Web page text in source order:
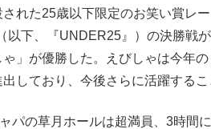
れた25歳以下限定のお笑い賞レ
以下、『UNDER25』）の決勝戦
ゃ」が優勝した。えびしゃは今年
しており、今後さらに活躍するこ
パの草月ホールは超満員、3時間